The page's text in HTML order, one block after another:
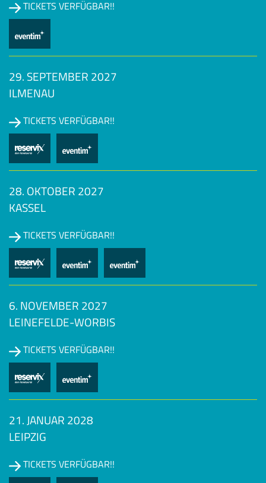
TICKETS VERFÜGBAR!!
29. SEPTEMBER 2027
ILMENAU
TICKETS VERFÜGBAR!!
28. OKTOBER 2027
KASSEL
TICKETS VERFÜGBAR!!
6. NOVEMBER 2027
LEINEFELDE-WORBIS
TICKETS VERFÜGBAR!!
21. JANUAR 2028
LEIPZIG
TICKETS VERFÜGBAR!!